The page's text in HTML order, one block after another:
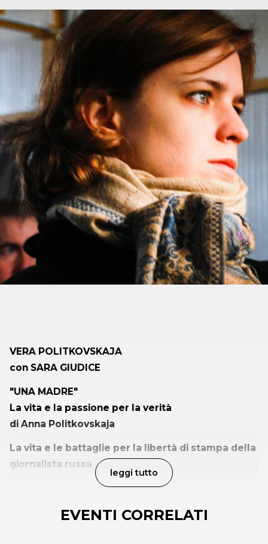
VERA POLITKOVSKAJA
con SARA GIUDICE
"UNA MADRE"
La vita e la passione per la verità
di Anna Politkovskaja
La vita e le battaglie per la libertà di stampa della
giornalista russa
di “Novaja Gazeta” raccontate per la prima volta
modera Marino Sinibaldi
leggi tutto
EVENTI CORRELATI